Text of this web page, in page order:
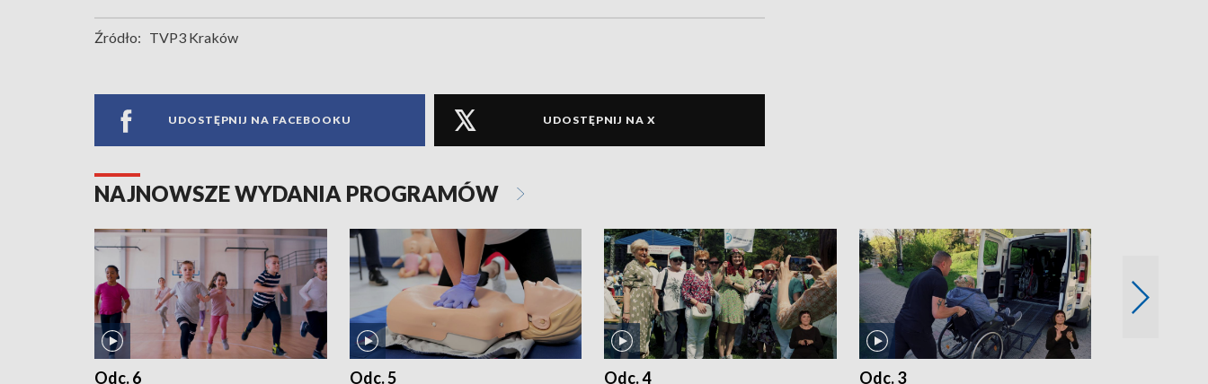
Źródło: TVP3 Kraków
UDOSTĘPNIJ NA FACEBOOKU UDOSTĘPNIJ NA X
NAJNOWSZE WYDANIA PROGRAMÓW
Odc. 6 Odc. 5 Odc. 4 Odc. 3